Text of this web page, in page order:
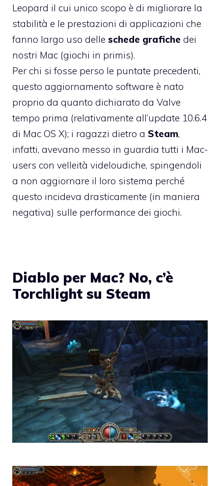
Leopard il cui unico scopo è di migliorare la
stabilità e le prestazioni di applicazioni che
fanno largo uso delle schede grafiche dei
nostri Mac (giochi in primis).
Per chi si fosse perso le puntate precedenti,
questo aggiornamento software è nato
proprio da quanto dichiarato da Valve
tempo prima (relativamente all’update 10.6.4
di Mac OS X); i ragazzi dietro a Steam,
infatti, avevano messo in guardia tutti i Mac-
users con velleità videloudiche, spingendoli
a non aggiornare il loro sistema perché
questo incideva drasticamente (in maniera
negativa) sulle performance dei giochi.
Diablo per Mac? No, c’è
Torchlight su Steam